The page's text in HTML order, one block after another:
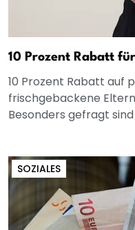
10 Prozent Rabatt
10 Prozent Rabatt auf
frischgebackene
Besonders gefragt
SOZIALES